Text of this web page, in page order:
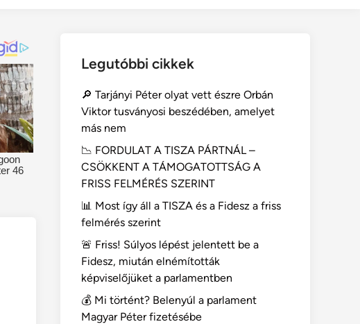
Legutóbbi cikkek
🔎 Tarjányi Péter olyat vett észre Orbán
Viktor tusványosi beszédében, amelyet
más nem
📉 FORDULAT A TISZA PÁRTNÁL –
CSÖKKENT A TÁMOGATOTTSÁG A
FRISS FELMÉRÉS SZERINT
📊 Most így áll a TISZA és a Fidesz a friss
felmérés szerint
🚨 Friss! Súlyos lépést jelentett be a
Fidesz, miután elnémították
képviselőjüket a parlamentben
💰 Mi történt? Belenyúl a parlament
Magyar Péter fizetésébe